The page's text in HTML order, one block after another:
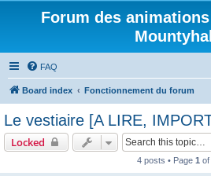
Forum des
Mountyhall
FAQ
Board index Fonctionnement du forum
Le vestiaire [A LIRE,
Locked
4 posts • Page 1 of